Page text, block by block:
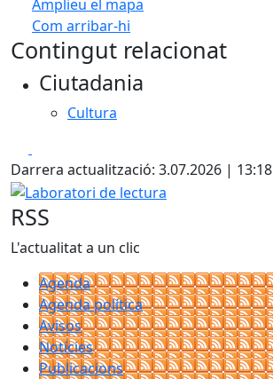
Amplieu el mapa
Com arribar-hi
+
−
Contingut relacionat
Ciutadania
Cultura
Darrera actualització: 3.07.2026 | 13:18
Laboratori de lectura
RSS
L'actualitat a un clic
Agenda
Agenda política
Avisos
Notícies
Publicacions